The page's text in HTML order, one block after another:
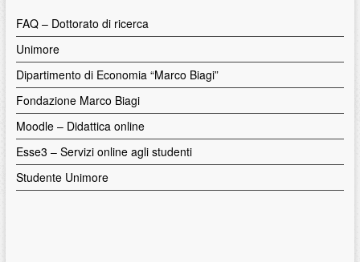
FAQ – Dottorato di ricerca
Unimore
Dipartimento di Economia “Marco Biagi”
Fondazione Marco Biagi
Moodle – Didattica online
Esse3 – Servizi online agli studenti
Studente Unimore